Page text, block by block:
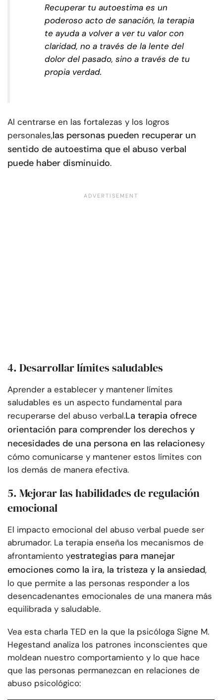
Recuperar tu autoestima es un
poderoso acto de sanación, la terapia
te ayuda a volver a ver tu valor con
claridad, no a través de la lente del
dolor del pasado, sino a través de tu
propia verdad.
Al centrarse en las fortalezas y los logros
personales,las personas pueden recuperar un
sentido de autoestima que el abuso verbal
puede haber disminuido.
4. Desarrollar límites saludables
Aprender a establecer y mantener límites
saludables es un aspecto fundamental para
recuperarse del abuso verbal.La terapia ofrece
orientación para comprender los derechos y
necesidades de una persona en las relacionesy
cómo comunicarse y mantener estos límites con
los demás de manera efectiva.
5. Mejorar las habilidades de regulación
emocional
El impacto emocional del abuso verbal puede ser
abrumador. La terapia enseña los mecanismos de
afrontamiento yestrategias para manejar
emociones como la ira, la tristeza y la ansiedad,
lo que permite a las personas responder a los
desencadenantes emocionales de una manera más
equilibrada y saludable.
Vea esta charla TED en la que la psicóloga Signe M.
Hegestand analiza los patrones inconscientes que
moldean nuestro comportamiento y lo que hace
que las personas permanezcan en relaciones de
abuso psicológico: